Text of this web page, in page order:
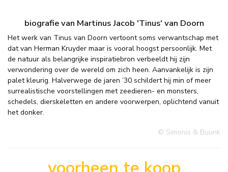
biografie van Martinus Jacob 'Tinus' van Doorn
Het werk van Tinus van Doorn vertoont soms verwantschap met
dat van Herman Kruyder maar is vooral hoogst persoonlijk. Met
de natuur als belangrijke inspiratiebron verbeeldt hij zijn
verwondering over de wereld om zich heen. Aanvankelijk is zijn
palet kleurig. Halverwege de jaren ’30 schildert hij min of meer
surrealistische voorstellingen met zeedieren- en monsters,
schedels, dierskeletten en andere voorwerpen, oplichtend vanuit
het donker.
© Simonis & Buunk